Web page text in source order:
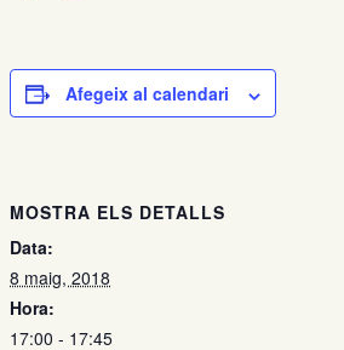
Afegeix al calendari
MOSTRA ELS DETALLS
Data:
8 maig, 2018
Hora:
17:00 - 17:45